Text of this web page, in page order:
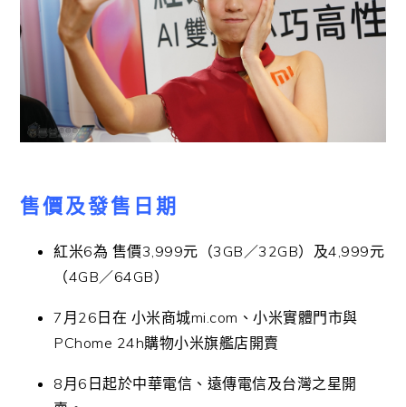
售價及發售日期
紅米6為 售價3,999元（3GB／32GB）及4,999元
（4GB／64GB）
7月26日在 小米商城mi.com、小米實體門市與
PChome 24h購物小米旗艦店開賣
8月6日起於中華電信、遠傳電信及台灣之星開